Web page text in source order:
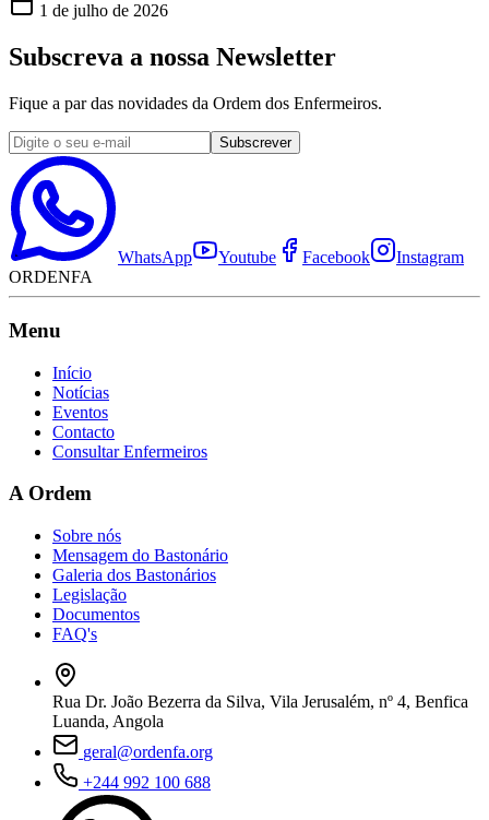
1 de julho de 2026
Subscreva a nossa Newsletter
Fique a par das novidades da Ordem dos Enfermeiros.
Subscrever
WhatsApp Youtube Facebook
Instagram
ORDENFA
Menu
Início
Notícias
Eventos
Contacto
Consultar Enfermeiros
A Ordem
Sobre nós
Mensagem do Bastonário
Galeria dos Bastonários
Legislação
Documentos
FAQ's
Rua Dr. João Bezerra da Silva, Vila Jerusalém, nº 4, Benfica
Luanda, Angola
geral@ordenfa.org
+244 992 100 688